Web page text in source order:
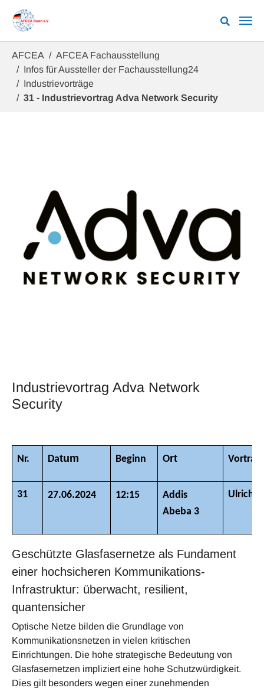
AFCEA
AFCEA Fachausstellung
Infos für Aussteller der Fachausstellung24
Industrievorträge
31 - Industrievortrag Adva Network Security
Industrievortrag Adva Network
Security
Nr. Datum Beginn Ort
31 27.06.2024 12:15
Addis
Abeba 3
Ulrich
Geschützte Glasfasernetze als Fundament
einer hochsicheren Kommunikations-
Infrastruktur: überwacht, resilient,
quantensicher
Optische Netze bilden die Grundlage von
Kommunikationsnetzen in vielen kritischen
Einrichtungen. Die hohe strategische Bedeutung von
Glasfasernetzen impliziert eine hohe Schutzwürdigkeit.
Dies gilt beson­ders wegen einer zunehmenden